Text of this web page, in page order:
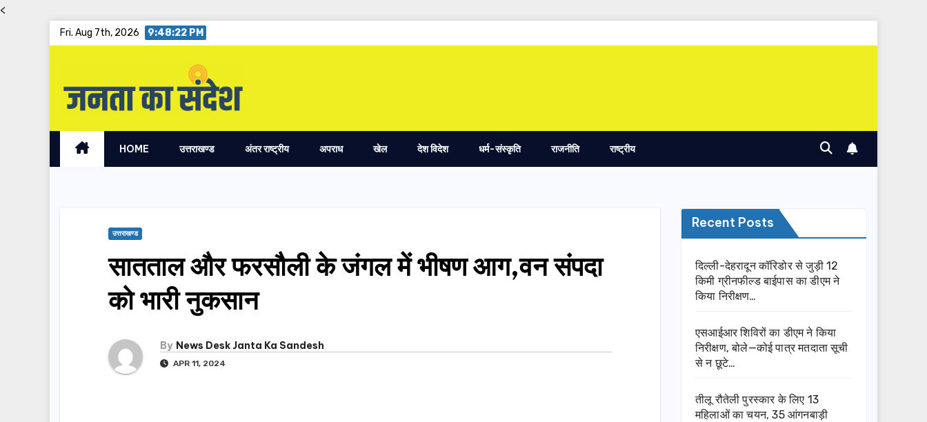
<
Fri. Aug 7th, 2026 9:48:23 PM
HOME उत्तराखण्ड अंतर राष्ट्रीय अपराध खेल देश विदेश धर्म-संस्कृति राजनीति राष्ट्रीय
उत्तराखण्ड
सातताल और फरसौली के जंगल में भीषण आग,वन संपदा
को भारी नुकसान
By News Desk Janta Ka Sandesh
APR 11, 2024
Recent Posts
दिल्ली-देहरादून कॉरिडोर से जुड़ी 12
किमी ग्रीनफील्ड बाईपास का डीएम ने
किया निरीक्षण…
एसआईआर शिविरों का डीएम ने किया
निरीक्षण, बोले—कोई पात्र मतदाता सूची
से न छूटे…
तीलू रौतेली पुरस्कार के लिए 13
महिलाओं का चयन, 35 आंगनबाड़ी